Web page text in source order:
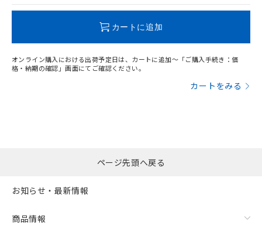
カートに追加
オンライン購入における出荷予定日は、カートに追加～「ご購入手続き：価
格・納期の確認」画面にてご確認ください。
カートをみる
ページ先頭へ戻る
お知らせ・最新情報
商品情報